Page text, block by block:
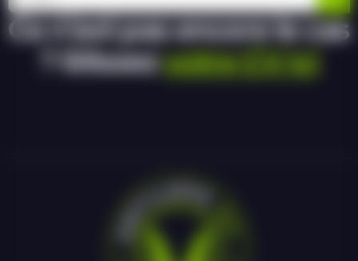
Ce n’est pas encore le cas
? Glissezvotre CV ici